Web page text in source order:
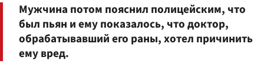
Мужчина потом пояснил полицейским, что
был пьян и ему показалось, что доктор,
обрабатывавший его раны, хотел причинить
ему вред.